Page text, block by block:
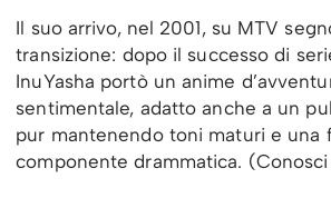
Il suo arrivo, nel 2001, su MTV
transizione: dopo il successo di
InuYasha portò un anime
sentimentale, adatto anche a un
pur mantenendo toni maturi e una
componente drammatica.